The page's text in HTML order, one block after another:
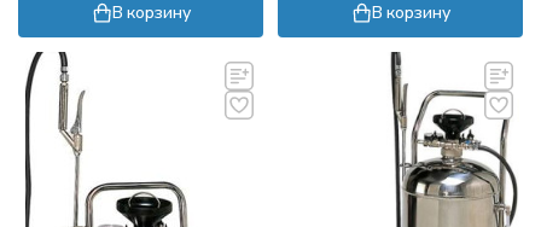
В корзину В корзину